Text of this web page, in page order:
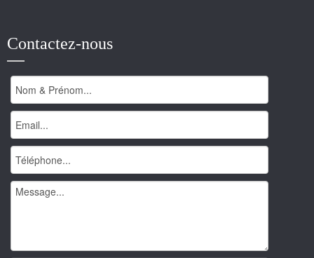
Contactez-nous